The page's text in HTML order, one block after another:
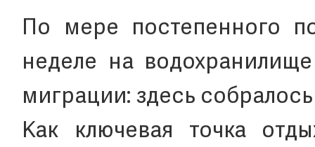
По мере постепенного
неделе на
миграции: здесь
Как ключевая точка